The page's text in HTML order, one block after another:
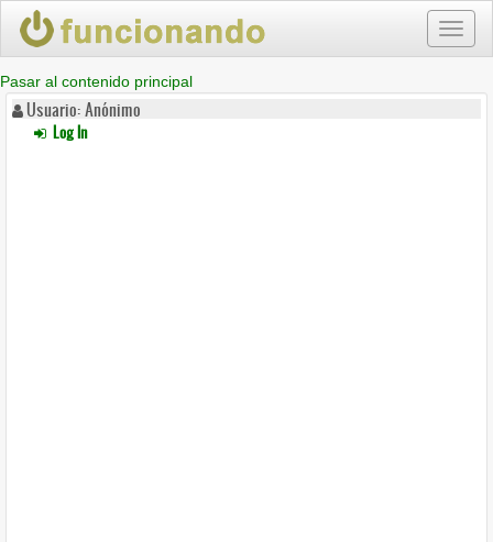
Pasar al contenido principal
Usuario: Anónimo
Log In